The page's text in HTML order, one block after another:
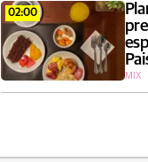
02:00
MIX